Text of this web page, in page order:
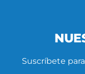
Suscríbete